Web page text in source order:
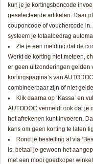
kun je je kortingsboncode
geselecteerde artikelen. Daar
couponcode of vouchercode in.
systeem je totaalbedrag
Zie je een melding dat de
Werkt de korting niet meteen,
er geen uitzonderingen gelden
kortingspagina’s van
combineerbaar zijn of niet
Klik daarna op ‘Kassa’ en
AUTODOC vermeldt ook dat je
het afrekenen kunt invoeren.
kans om geen korting te laten
Rond je bestelling af via
is, betaal je gewoon het
met een mooi goedkoper